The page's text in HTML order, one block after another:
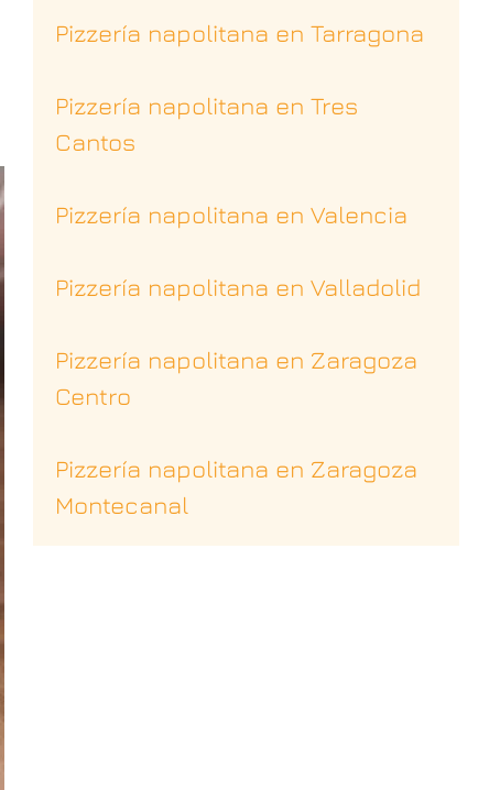
Pizzería napolitana en Tarragona
Pizzería napolitana en Tres
Cantos
Pizzería napolitana en Valencia
Pizzería napolitana en Valladolid
Pizzería napolitana en Zaragoza
Centro
Pizzería napolitana en Zaragoza
Montecanal